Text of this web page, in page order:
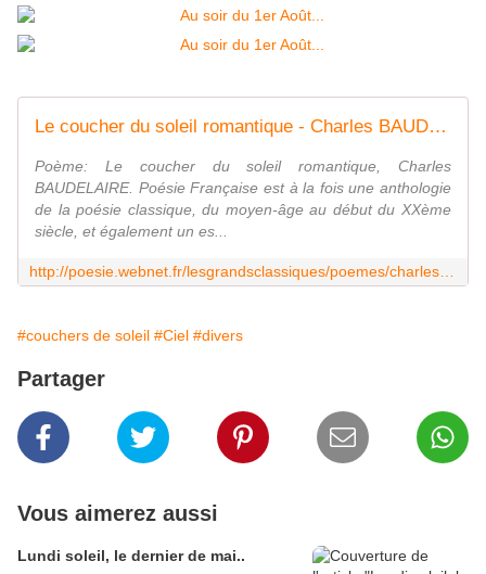
Le coucher du soleil romantique - Charles BAUDELAIRE - Les grands poèmes classiques - Poésie française - Tous les poèmes - Tous les poètes
Poème: Le coucher du soleil romantique, Charles
BAUDELAIRE. Poésie Française est à la fois une anthologie
de la poésie classique, du moyen-âge au début du XXème
siècle, et également un es...
#couchers de soleil #Ciel #divers
Partager
Vous aimerez aussi
Lundi soleil, le dernier de mai..